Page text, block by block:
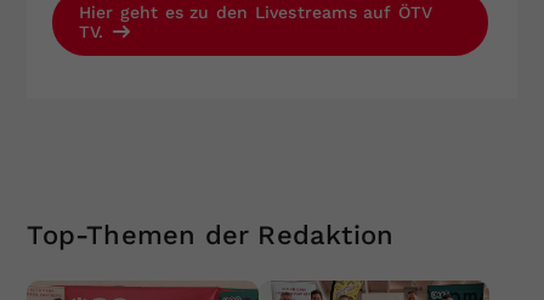
Hier geht es zu den Livestreams auf ÖTV
TV.
Top-Themen der Redaktion